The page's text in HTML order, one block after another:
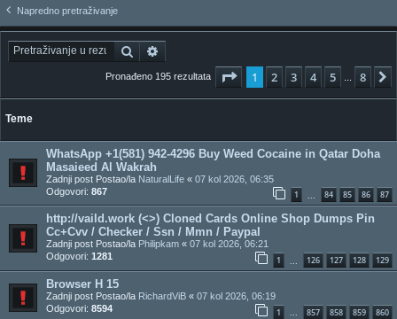
Napredno pretraživanje
Pretražnik
Pronađeno 195 rezultata Stranica: 1/
1 2 3 4 5 8
Teme
WhatsApp +1(581) 942-4296 Buy Weed Cocaine in Qatar Doha
Masaieed Al Wakrah
Zadnji post Postao/la NaturalLife « 07 kol 2026, 06:35
Odgovori: 867 1 84 85 86 87
http://vaild.work (<>) Cloned Cards Online Shop Dumps Pin
Cc+Cvv / Checker / Ssn / Mmn / Paypal
Zadnji post Postao/la Philipkam « 07 kol 2026, 06:21
Odgovori: 1281 1 126 127 128 129
Browser H 15
Zadnji post Postao/la RichardViB « 07 kol 2026, 06:19
Odgovori: 8594 1 ... 857 858 859 860